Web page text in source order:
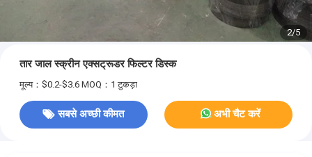
2/5
तार जाल स्क्रीन एक्सट्रूडर फिल्टर डिस्क
मूल्य：$0.2-$3.6 MOQ：1 टुकड़ा
सबसे अच्छी कीमत अभी चैट करें